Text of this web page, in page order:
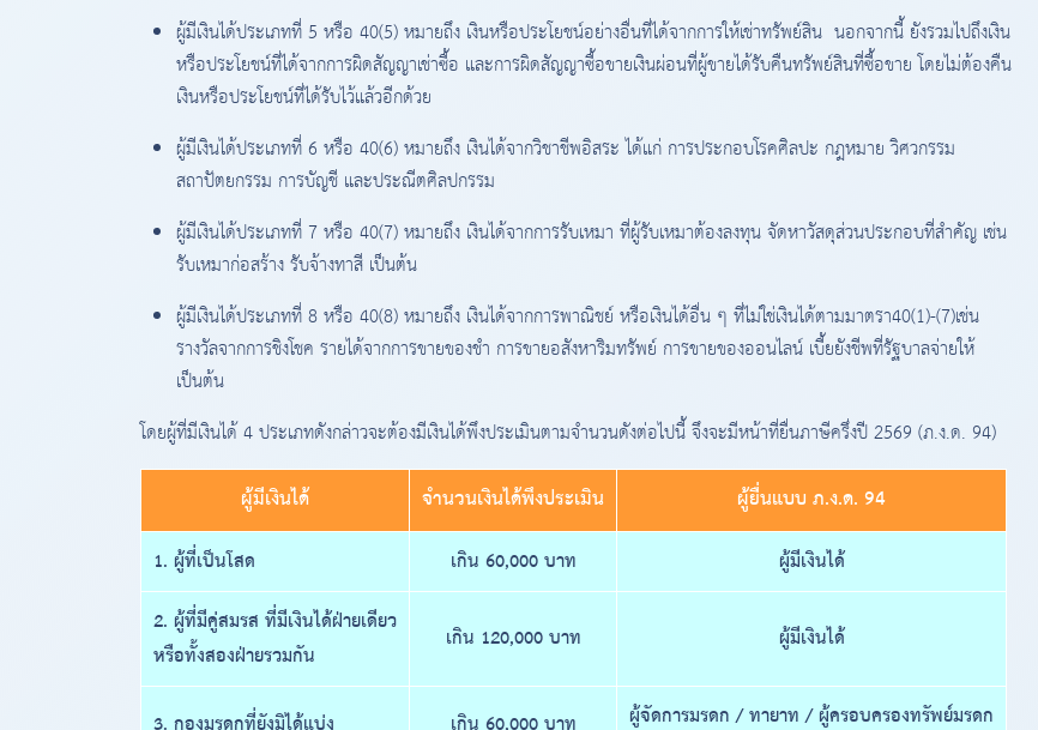
ผู้มีเงินได้ประเภทที่ 5 หรือ 40(5) หมายถึง เงินหรือประโยชน์อย่างอื่นที่ได้จากการให้เช่าทรัพย์สิน นอกจากนี้ ยังรวมไปถึงเงิน
หรือประโยชน์ที่ได้จากการผิดสัญญาเช่าซื้อ และการผิดสัญญาซื้อขายเงินผ่อนที่ผู้ขายได้รับคืนทรัพย์สินที่ซื้อขาย โดยไม่ต้องคืน
เงินหรือประโยชน์ที่ได้รับไว้แล้วอีกด้วย
ผู้มีเงินได้ประเภทที่ 6 หรือ 40(6) หมายถึง เงินได้จากวิชาชีพอิสระ ได้แก่ การประกอบโรคศิลปะ กฎหมาย วิศวกรรม
สถาปัตยกรรม การบัญชี และประณีตศิลปกรรม
ผู้มีเงินได้ประเภทที่ 7 หรือ 40(7) หมายถึง เงินได้จากการรับเหมา ที่ผู้รับเหมาต้องลงทุน จัดหาวัสดุส่วนประกอบที่สำคัญ เช่น
รับเหมาก่อสร้าง รับจ้างทาสี เป็นต้น
ผู้มีเงินได้ประเภทที่ 8 หรือ 40(8) หมายถึง เงินได้จากการพาณิชย์ หรือเงินได้อื่น ๆ ที่ไม่ใช่เงินได้ตามมาตรา40(1)-(7)เช่น
รางวัลจากการชิงโชค รายได้จากการขายของชำ การขายอสังหาริมทรัพย์ การขายของออนไลน์ เบี้ยยังชีพที่รัฐบาลจ่ายให้
เป็นต้น
โดยผู้ที่มีเงินได้ 4 ประเภทดังกล่าวจะต้องมีเงินได้พึงประเมินตามจำนวนดังต่อไปนี้ จึงจะมีหน้าที่ยื่นภาษีครึ่งปี 2569 (ภ.ง.ด. 94)
ผู้มีเงินได้ จำนวนเงินได้พึงประเมิน ผู้ยื่นแบบ ภ.ง.ด. 94
1. ผู้ที่เป็นโสด เกิน 60,000 บาท
ผู้มีเงินได้
2. ผู้ที่มีคู่สมรส ที่มีเงินได้ฝ่ายเดียว
หรือทั้งสองฝ่ายรวมกัน
เกิน 120,000 บาท ผู้มีเงินได้
ผู้จัดการมรดก / ทายาท / ผู้ครอบครองทรัพย์มรดก